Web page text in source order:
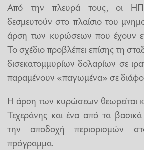
Από την πλευρά τους, οι
δεσμευτούν στο πλαίσιο του
άρση των κυρώσεων που έχουν
Το σχέδιο προβλέπει επίσης τη
δισεκατομμυρίων δολαρίων σε
παραμένουν «παγωμένα» σε
Η άρση των κυρώσεων θεωρείται
Τεχεράνης και ένα από τα
την αποδοχή περιορισμών
πρόγραμμα.